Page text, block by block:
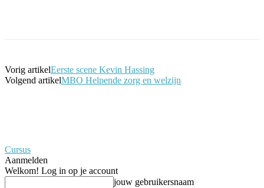
Vorig artikelEerste scene Kevin Hassing
Volgend artikelMBO Helpende zorg en welzijn
Cursus
Aanmelden
Welkom! Log in op je account
jouw gebruikersnaam